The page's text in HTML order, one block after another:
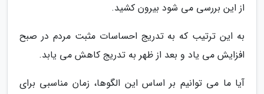
از این بررسی می شود بیرون کشید.
به این ترتیب که به تدریج احساسات مثبت مردم در صبح
افزایش می یاد و بعد از ظهر به تدریج کاهش می یابد.
آیا ما می توانیم بر اساس این الگوها، زمان مناسبی برای